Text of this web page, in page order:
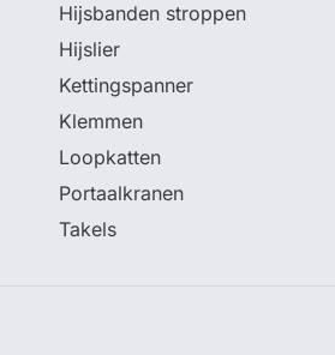
Hijsbanden stroppen
Hijslier
Kettingspanner
Klemmen
Loopkatten
Portaalkranen
Takels